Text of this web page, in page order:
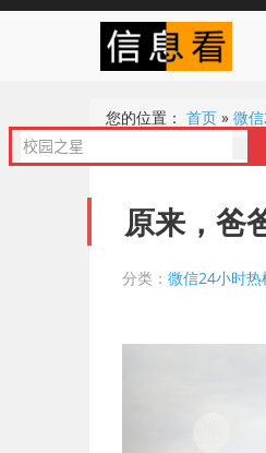
您的位置： 首页 » 微
原来，爸
分类： 微信24小时热